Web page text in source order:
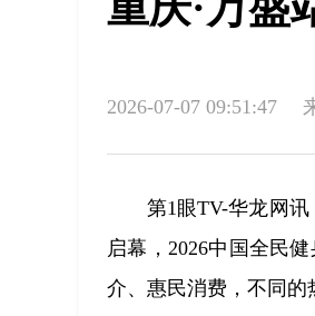
2026-07-07 09:51:47
第1眼TV-华龙网
启幕，2026中国全民
介、惠民消费，不同的